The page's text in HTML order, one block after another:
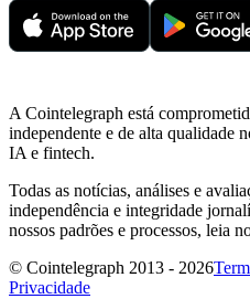
A Cointelegraph está
independente e de alta qualidade
IA e fintech.
Todas as notícias, análises e
independência e integridade
nossos padrões e processos, leia
© Cointelegraph 2013 - 2026
Privacidade